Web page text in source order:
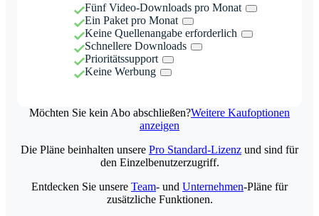
Fünf Video-Downloads pro Monat
Ein Paket pro Monat
Keine Quellenangabe erforderlich
Schnellere Downloads
Prioritätssupport
Keine Werbung
Möchten Sie kein Abo abschließen?Weitere Kaufoptionen
anzeigen
Die Pläne beinhalten unsere Pro Standard-Lizenz und sind für
den Einzelbenutzerzugriff.
Entdecken Sie unsere Team- und Unternehmen-Pläne für
zusätzliche Funktionen.